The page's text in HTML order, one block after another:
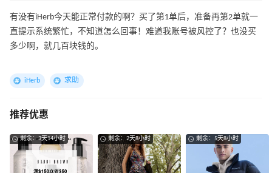
有没有iHerb今天能正常付款的啊？买了第1单后，准备再第2单就一
直提示系统繁忙，不知道怎么回事！难道我账号被风控了？也没买
多少啊，就几百块钱的。
iHerb 求助
推荐优惠
剩余：3天14小时 剩余：2天8小时 剩余：5天8小时